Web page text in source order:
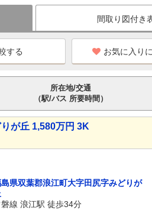
間取り図付き
お気に入り
所在地/交通
（駅/バス 所要時間）
が丘 1,580万円 3K
県双葉郡浪江町大字田尻字みどりが
線 浪江駅 徒歩34分